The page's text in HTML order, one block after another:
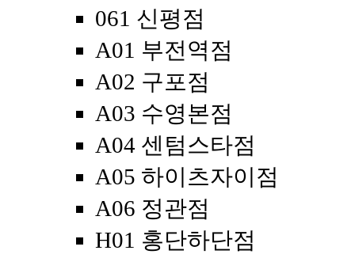
061 신평점
A01 부전역점
A02 구포점
A03 수영본점
A04 센텀스타점
A05 하이츠자이점
A06 정관점
H01 홍단하단점